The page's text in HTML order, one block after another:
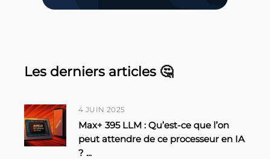
Les derniers articles 🤔
4 JUIN 2025
Max+ 395 LLM : Qu’est-ce que l’on
peut attendre de ce processeur en IA
? ...